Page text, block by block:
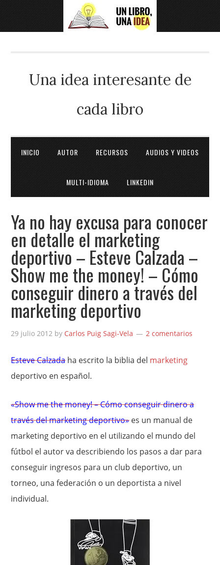
Una idea interesante de
cada libro
INICIO AUTOR RECURSOS AUDIOS Y VIDEOS
MULTI-IDIOMA LINKEDIN
Ya no hay excusa para conocer
en detalle el marketing
deportivo – Esteve Calzada –
Show me the money! – Cómo
conseguir dinero a través del
marketing deportivo
29 julio 2012 by Carlos Puig Sagi-Vela 2 comentarios
Esteve Calzadaha escrito la biblia del marketing
deportivo en español.
«Show me the money! – Cómo conseguir dinero a
través del marketing deportivo»es un manual de
marketing deportivo en el utilizando el mundo del
fútbol el autor va describiendo los pasos a dar para
conseguir ingresos para un club deportivo, un
torneo, una federación o un deportista a nivel
individual.